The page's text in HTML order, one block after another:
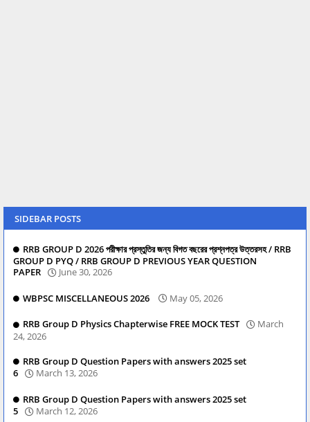
SIDEBAR POSTS
RRB GROUP D 2026 পরীক্ষার প্রস্তুতির জন্য বিগত বছরের প্রশ্নপত্র উত্তরসহ / RRB
GROUP D PYQ / RRB GROUP D PREVIOUS YEAR QUESTION
PAPER
June 30, 2026
WBPSC MISCELLANEOUS 2026 May 05, 2026
RRB Group D Physics Chapterwise FREE MOCK TEST
March
24, 2026
RRB Group D Question Papers with answers 2025 set
6
March 13, 2026
RRB Group D Question Papers with answers 2025 set
5
March 12, 2026